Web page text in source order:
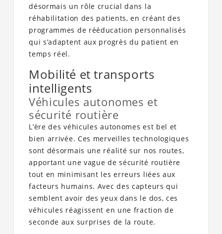
désormais un rôle crucial dans la
réhabilitation des patients, en créant des
programmes de rééducation personnalisés
qui s’adaptent aux progrès du patient en
temps réel.
Mobilité et transports
intelligents
Véhicules autonomes et
sécurité routière
L’ère des véhicules autonomes est bel et
bien arrivée. Ces merveilles technologiques
sont désormais une réalité sur nos routes,
apportant une vague de sécurité routière
tout en minimisant les erreurs liées aux
facteurs humains. Avec des capteurs qui
semblent avoir des yeux dans le dos, ces
véhicules réagissent en une fraction de
seconde aux surprises de la route.